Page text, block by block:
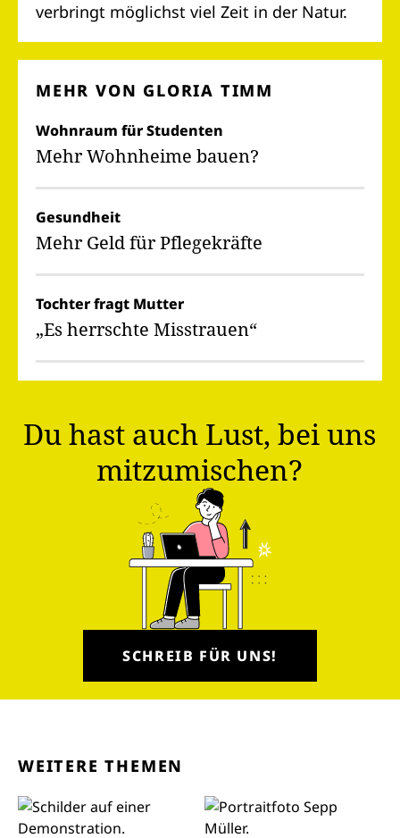
verbringt möglichst viel Zeit in der Natur.
MEHR VON GLORIA TIMM
Wohnraum für Studenten
Mehr Wohnheime bauen?
Gesundheit
Mehr Geld für Pflegekräfte
Tochter fragt Mutter
„Es herrschte Misstrauen“
Du hast auch Lust, bei uns
mitzumischen?
SCHREIB FÜR UNS!
WEITERE THEMEN